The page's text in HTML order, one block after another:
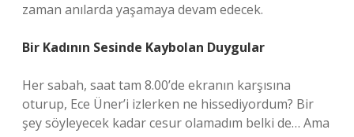
zaman anılarda yaşamaya devam edecek.
Bir Kadının Sesinde Kaybolan Duygular
Her sabah, saat tam 8.00’de ekranın karşısına
oturup, Ece Üner’i izlerken ne hissediyordum? Bir
şey söyleyecek kadar cesur olamadım belki de… Ama